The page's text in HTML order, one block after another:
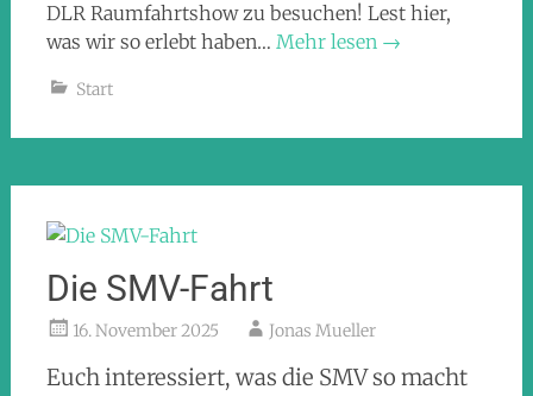
DLR Raumfahrtshow zu besuchen! Lest hier,
was wir so erlebt haben… Mehr lesen →
Start
Die SMV-Fahrt
16. November 2025 Jonas Mueller
Euch interessiert, was die SMV so macht